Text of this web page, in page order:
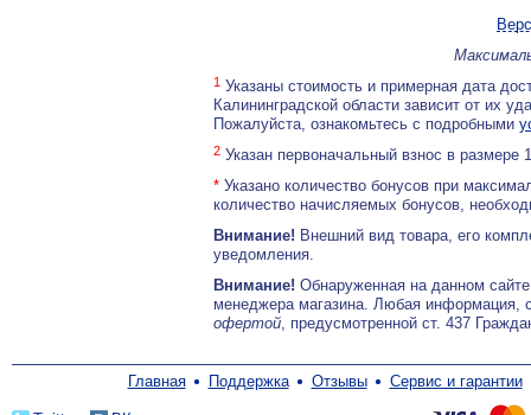
1 Указаны стоимость и примерная дата
Калининградской области зависит от их
Пожалуйста, ознакомьтесь с подробными
2 Указан первоначальный взнос в
* Указано количество бонусов при
количество начисляемых бонусов,
Внимание! Внешний вид товара, его
уведомления.
Внимание! Обнаруженная на данном
менеджера магазина. Любая информация,
офертой, предусмотренной ст. 437
Главная Поддержка Отзывы Сервис и гарантии